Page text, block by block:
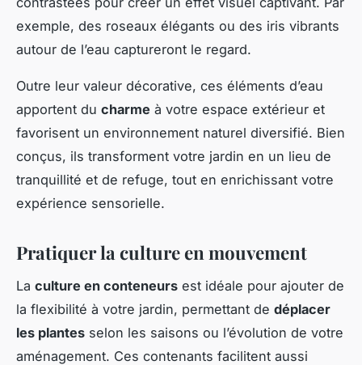
exemple, des roseaux élégants ou des iris vibrants
autour de l’eau captureront le regard.
Outre leur valeur décorative, ces éléments d’eau
apportent du charme à votre espace extérieur et
favorisent un environnement naturel diversifié. Bien
conçus, ils transforment votre jardin en un lieu de
tranquillité et de refuge, tout en enrichissant votre
expérience sensorielle.
Pratiquer la culture en mouvement
La culture en conteneurs est idéale pour ajouter de
la flexibilité à votre jardin, permettant de déplacer
les plantes selon les saisons ou l’évolution de votre
aménagement. Ces contenants facilitent aussi